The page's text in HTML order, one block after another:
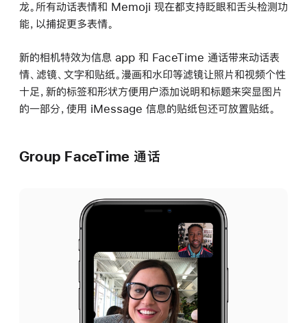
龙。所有动话表情和 Memoji 现在都支持眨眼和舌头检测功
能，以捕捉更多表情。
新的相机特效为信息 app 和 FaceTime 通话带来动话表
情、滤镜、文字和贴纸。漫画和水印等滤镜让照片和视频个性
十足，新的标签和形状方便用户添加说明和标题来突显图片
的一部分，使用 iMessage 信息的贴纸包还可放置贴纸。
Group FaceTime 通话